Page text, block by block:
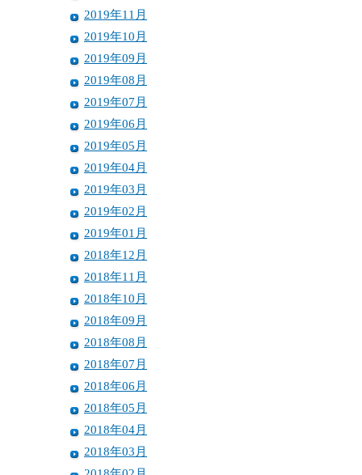
2019年11月
2019年10月
2019年09月
2019年08月
2019年07月
2019年06月
2019年05月
2019年04月
2019年03月
2019年02月
2019年01月
2018年12月
2018年11月
2018年10月
2018年09月
2018年08月
2018年07月
2018年06月
2018年05月
2018年04月
2018年03月